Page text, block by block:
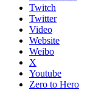
Twitch
Twitter
Video
Website
Weibo
X
Youtube
Zero to Hero